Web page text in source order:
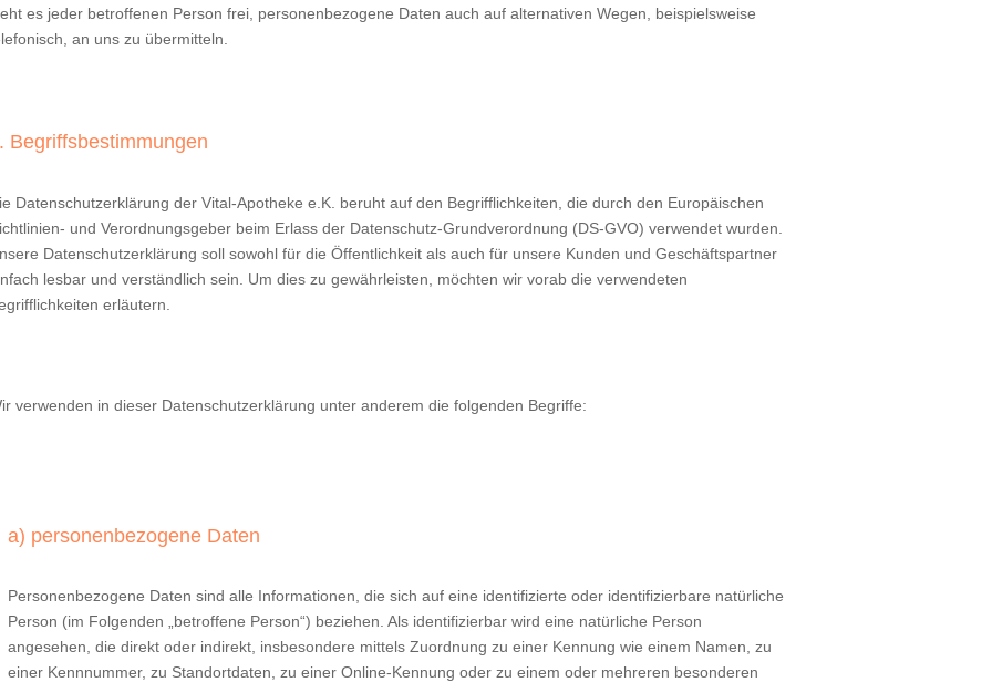
es jeder betroffenen Person frei, personenbezogene Daten auch auf alternativen Wegen, beispielsweise
an uns zu übermitteln.
Begriffsbestimmungen
Datenschutzerklärung der Vital-Apotheke e.K. beruht auf den Begrifflichkeiten, die durch den Europäischen
und Verordnungsgeber beim Erlass der Datenschutz-Grundverordnung (DS-GVO) verwendet wurden.
Datenschutzerklärung soll sowohl für die Öffentlichkeit als auch für unsere Kunden und Geschäftspartner
lesbar und verständlich sein. Um dies zu gewährleisten, möchten wir vorab die verwendeten
erläutern.
verwenden in dieser Datenschutzerklärung unter anderem die folgenden Begriffe:
a) personenbezogene Daten
Personenbezogene Daten sind alle Informationen, die sich auf eine identifizierte oder identifizierbare natürliche
Person (im Folgenden „betroffene Person“) beziehen. Als identifizierbar wird eine natürliche Person
angesehen, die direkt oder indirekt, insbesondere mittels Zuordnung zu einer Kennung wie einem Namen, zu
einer Kennnummer, zu Standortdaten, zu einer Online-Kennung oder zu einem oder mehreren besonderen